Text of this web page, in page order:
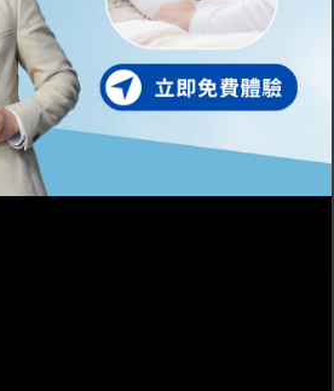
條款細則及 私隱政策 。
提交